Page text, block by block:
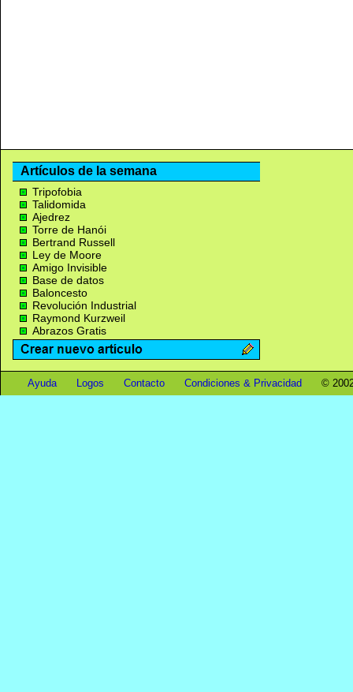
Artículos de la semana
Tripofobia
Talidomida
Ajedrez
Torre de Hanói
Bertrand Russell
Ley de Moore
Amigo Invisible
Base de datos
Baloncesto
Revolución Industrial
Raymond Kurzweil
Abrazos Gratis
Ayuda Logos Contacto Condiciones & Privacidad ©